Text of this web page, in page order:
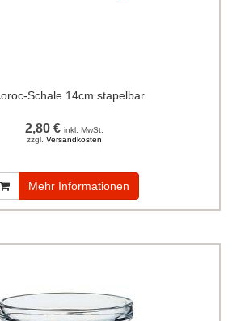
Schale 14cm stapelbar
2,80 € inkl. MwSt.
zzgl. Versandkosten
Mehr Informationen